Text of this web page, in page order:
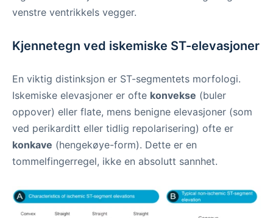
venstre ventrikkels vegger.
Kjennetegn ved iskemiske ST-elevasjoner
En viktig distinksjon er ST-segmentets morfologi.
Iskemiske elevasjoner er ofte konvekse (buler
oppover) eller flate, mens benigne elevasjoner (som
ved perikarditt eller tidlig repolarisering) ofte er
konkave (hengekøye-form). Dette er en
tommelfingerregel, ikke en absolutt sannhet.